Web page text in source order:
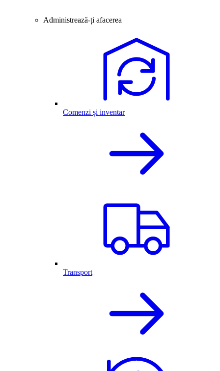
Administrează-ți afacerea
Comenzi și inventar
Transport